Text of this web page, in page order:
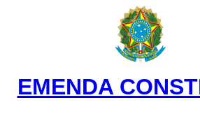
EMENDA